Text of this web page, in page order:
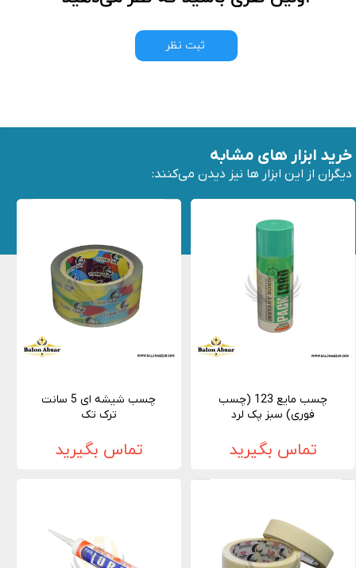
ثبت نظر
چسب مایع 123 (چسب
فوری) سبز پک لرد
تماس بگیرید
چسب شیشه ای 5 سانت
ترک تک
تماس بگیرید
خرید ابزار های مشابه
دیگران از این ابزار ها نیز دیدن می‌کنند: